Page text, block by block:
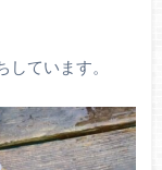
ています。